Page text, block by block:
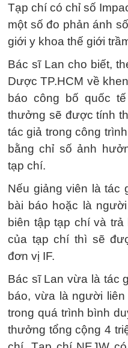
Tạp chí có chỉ số
một số đo phản ánh
giới y khoa thế giới
Bác sĩ Lan cho biết,
Dược TP.HCM về
báo công bố quốc
thưởng sẽ được tính
tác giả trong công
bằng chỉ số ảnh
tạp chí.
Nếu giảng viên là tác
bài báo hoặc là
biên tập tạp chí và
của tạp chí thì sẽ
đơn vị IF.
Bác sĩ Lan vừa là tác
báo, vừa là người
trong quá trình bình
thưởng tổng cộng 4